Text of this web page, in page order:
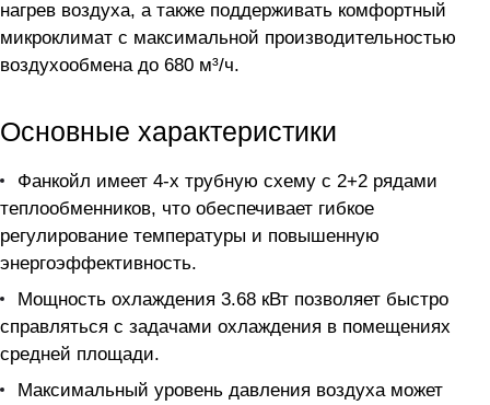
нагрев воздуха, а также поддерживать комфортный
микроклимат с максимальной производительностью
воздухообмена до 680 м³/ч.
Основные характеристики
Фанкойл имеет 4-х трубную схему с 2+2 рядами
теплообменников, что обеспечивает гибкое
регулирование температуры и повышенную
энергоэффективность.
Мощность охлаждения 3.68 кВт позволяет быстро
справляться с задачами охлаждения в помещениях
средней площади.
Максимальный уровень давления воздуха может